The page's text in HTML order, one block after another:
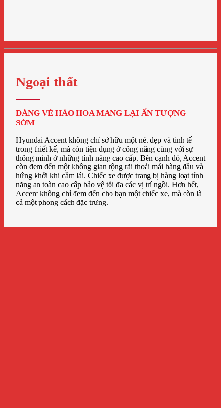
Ngoại thất
DÁNG VẺ HÀO HOA MANG LẠI ẤN TƯỢNG
SỚM
Hyundai Accent không chỉ sở hữu một nét đẹp và tinh tế
trong thiết kế, mà còn tiện dụng ở công năng cùng với sự
thông minh ở những tính năng cao cấp. Bên cạnh đó, Accent
còn đem đến một không gian rộng rãi thoải mái hàng đầu và
hứng khởi khi cầm lái. Chiếc xe được trang bị hàng loạt tính
năng an toàn cao cấp bảo vệ tối đa các vị trí ngồi. Hơn hết,
Accent không chỉ đem đến cho bạn một chiếc xe, mà còn là
cả một phong cách đặc trưng.